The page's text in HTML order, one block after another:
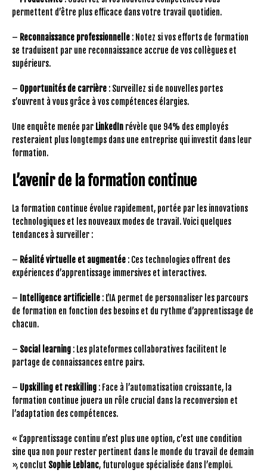
permettent d’être plus efficace dans votre travail quotidien.
– Reconnaissance professionnelle : Notez si vos efforts de formation
se traduisent par une reconnaissance accrue de vos collègues et
supérieurs.
– Opportunités de carrière : Surveillez si de nouvelles portes
s’ouvrent à vous grâce à vos compétences élargies.
Une enquête menée par LinkedIn révèle que 94% des employés
resteraient plus longtemps dans une entreprise qui investit dans leur
formation.
L’avenir de la formation continue
La formation continue évolue rapidement, portée par les innovations
technologiques et les nouveaux modes de travail. Voici quelques
tendances à surveiller :
– Réalité virtuelle et augmentée : Ces technologies offrent des
expériences d’apprentissage immersives et interactives.
– Intelligence artificielle : L’IA permet de personnaliser les parcours
de formation en fonction des besoins et du rythme d’apprentissage de
chacun.
– Social learning : Les plateformes collaboratives facilitent le
partage de connaissances entre pairs.
– Upskilling et reskilling : Face à l’automatisation croissante, la
formation continue jouera un rôle crucial dans la reconversion et
l’adaptation des compétences.
« L’apprentissage continu n’est plus une option, c’est une condition
sine qua non pour rester pertinent dans le monde du travail de demain
», conclut Sophie Leblanc, futurologue spécialisée dans l’emploi.